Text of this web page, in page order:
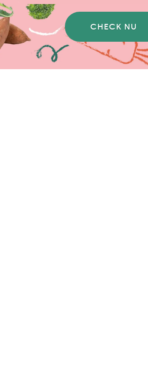
CHECK NU